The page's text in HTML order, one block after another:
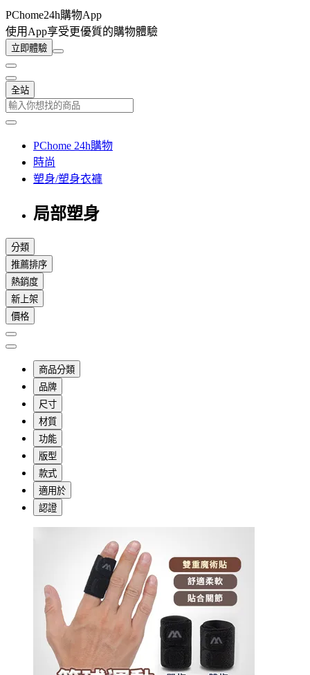
PChome24h購物App
使用App享受更優質的購物體驗
立即體驗
全站
PChome 24h購物
時尚
塑身/塑身衣褲
局部塑身
分類
推薦排序
熱銷度
新上架
價格
商品分類
品牌
尺寸
材質
功能
版型
款式
適用於
認證